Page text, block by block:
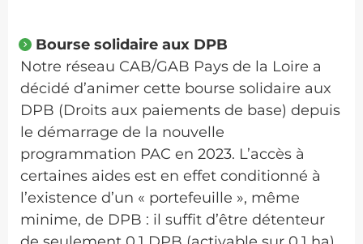
Bourse solidaire aux DPB
Notre réseau CAB/GAB Pays de la Loire a
décidé d’animer cette bourse solidaire aux
DPB (Droits aux paiements de base) depuis
le démarrage de la nouvelle
programmation PAC en 2023. L’accès à
certaines aides est en effet conditionné à
l’existence d’un « portefeuille », même
minime, de DPB : il suffit d’être détenteur